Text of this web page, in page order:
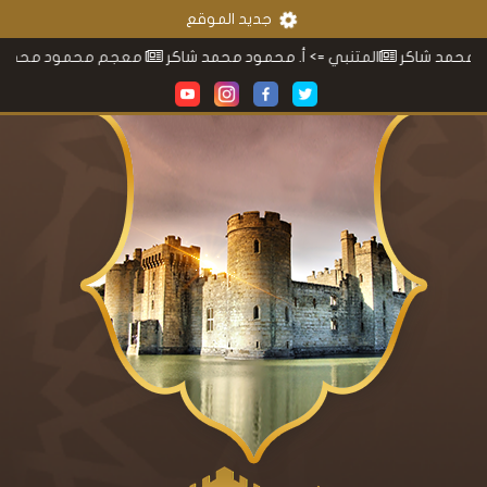
جديد الموقع
معجم محمود محمد شاكر المتنبي=> أ. محمود محمد شاكر